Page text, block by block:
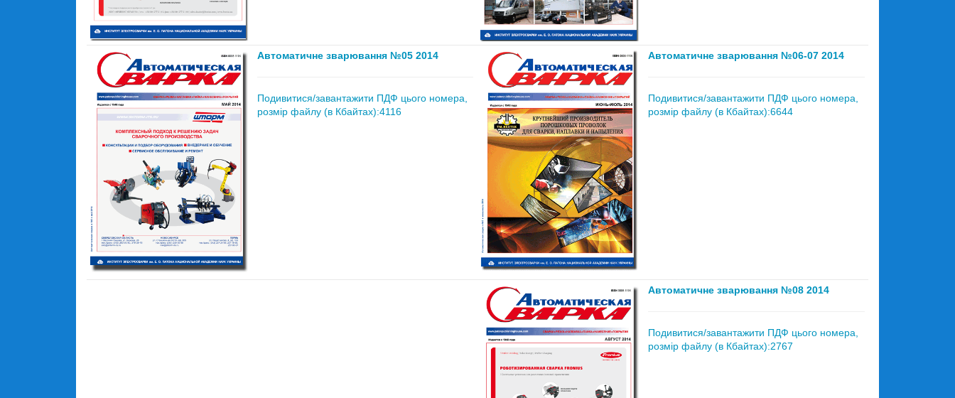
Автоматичне зварювання №05 2014
Подивитися/завантажити ПДФ цього номера,
розмір файлу (в Кбайтах):4116
Автоматичне зварювання №06-07 2014
Подивитися/завантажити ПДФ цього номера,
розмір файлу (в Кбайтах):6644
Автоматичне зварювання №08 2014
Подивитися/завантажити ПДФ цього номера,
розмір файлу (в Кбайтах):2767